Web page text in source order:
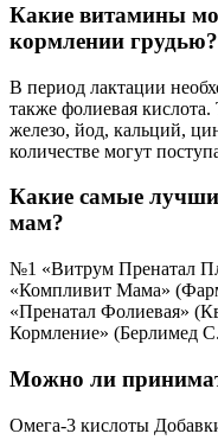
Какие витамины
кормлении грудью?
В период лактации
также фолиевая
железо, йод, кальций,
количестве могут
Какие самые
мам?
№1 «Витрум Пренатал
«Компливит Мама»
«Пренатал Фолиевая»
Кормление» (Берлимед
Можно ли
Омега-3 кислоты